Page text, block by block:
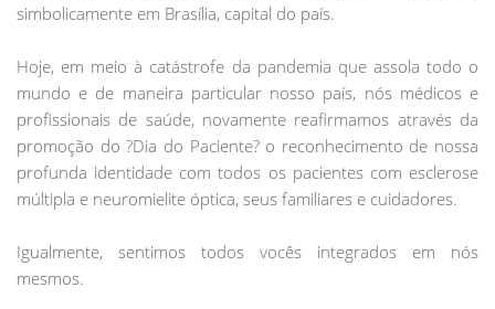
simbolicamente em Brasília, capital do país.
Hoje, em meio à catástrofe da pandemia que assola todo o
mundo e de maneira particular nosso país, nós médicos e
profissionais de saúde, novamente reafirmamos através da
promoção do ?Dia do Paciente? o reconhecimento de nossa
profunda identidade com todos os pacientes com esclerose
múltipla e neuromielite óptica, seus familiares e cuidadores.
Igualmente, sentimos todos vocês integrados em nós
mesmos.